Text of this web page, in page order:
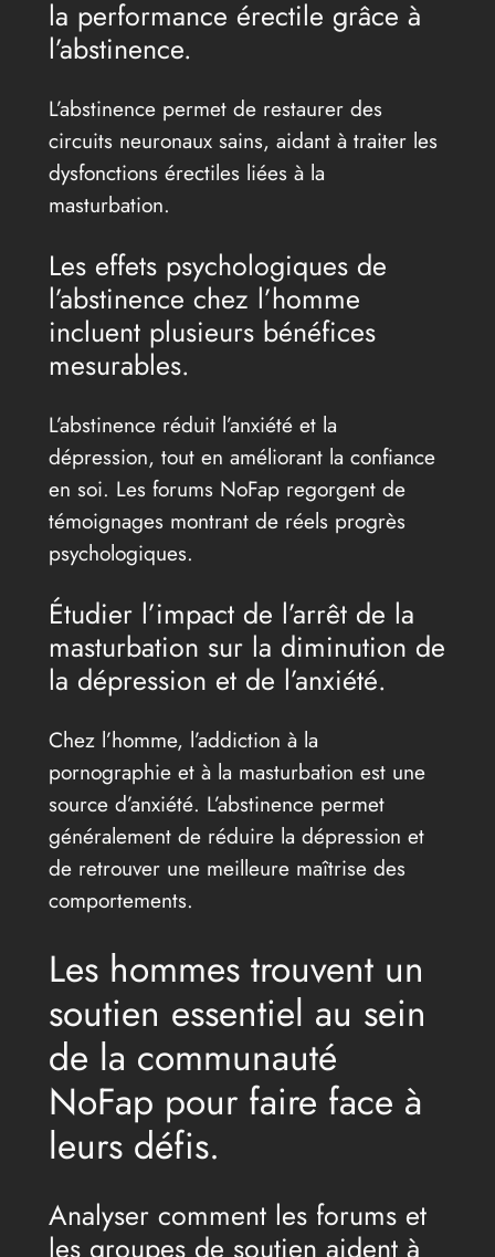
la performance érectile grâce à
l’abstinence.
L’abstinence permet de restaurer des
circuits neuronaux sains, aidant à traiter les
dysfonctions érectiles liées à la
masturbation.
Les effets psychologiques de
l’abstinence chez l’homme
incluent plusieurs bénéfices
mesurables.
L’abstinence réduit l’anxiété et la
dépression, tout en améliorant la confiance
en soi. Les forums NoFap regorgent de
témoignages montrant de réels progrès
psychologiques.
Étudier l’impact de l’arrêt de la
masturbation sur la diminution de
la dépression et de l’anxiété.
Chez l’homme, l’addiction à la
pornographie et à la masturbation est une
source d’anxiété. L’abstinence permet
généralement de réduire la dépression et
de retrouver une meilleure maîtrise des
comportements.
Les hommes trouvent un
soutien essentiel au sein
de la communauté
NoFap pour faire face à
leurs défis.
Analyser comment les forums et
les groupes de soutien aident à